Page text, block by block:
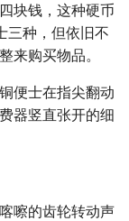
块钱，这种硬币
三种，但依旧不
来购买物品。
便士在指尖翻动
器竖直张开的细
嚓的齿轮转动声